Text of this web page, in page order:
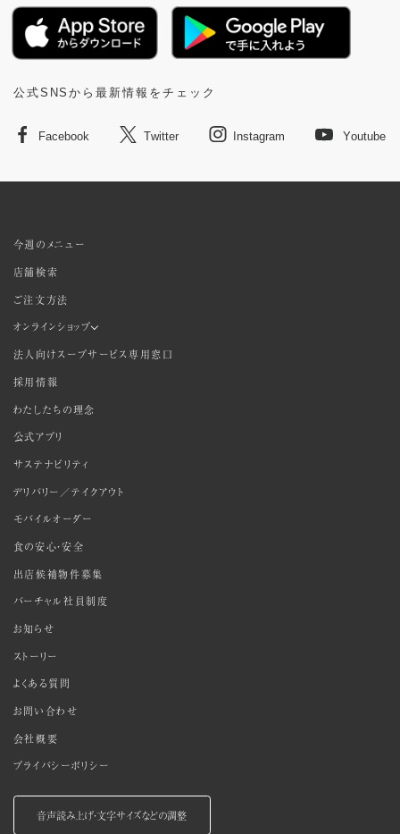
公式SNSから最新情報をチェック
Facebook Twitter Instagram Youtube
今週のメニュー
店舗検索
ご注文方法
オンラインショップ
法人向けスープサービス専用窓口
採用情報
わたしたちの理念
公式アプリ
サステナビリティ
デリバリー／テイクアウト
モバイルオーダー
食の安心・安全
出店候補物件募集
バーチャル社員制度
お知らせ
ストーリー
よくある質問
お問い合わせ
会社概要
プライバシーポリシー
音声読み上げ・文字サイズなどの調整